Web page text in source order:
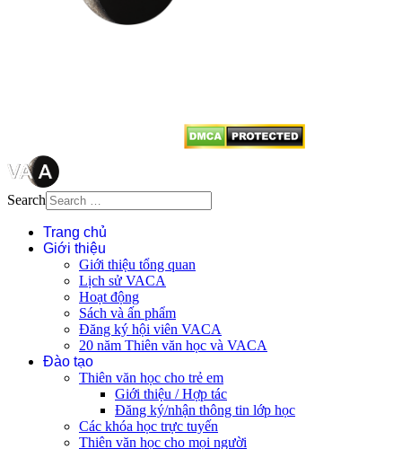
Search
Trang chủ
Giới thiệu
Giới thiệu tổng quan
Lịch sử VACA
Hoạt động
Sách và ấn phẩm
Đăng ký hội viên VACA
20 năm Thiên văn học và VACA
Đào tạo
Thiên văn học cho trẻ em
Giới thiệu / Hợp tác
Đăng ký/nhận thông tin lớp học
Các khóa học trực tuyến
Thiên văn học cho mọi người